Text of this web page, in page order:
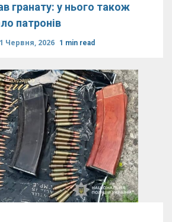
гранату: у нього також
патронів
Червня, 2026 1 min read